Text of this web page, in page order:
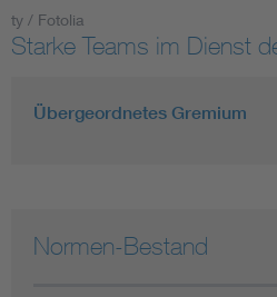
Smart Cities
Cybersecurity in der
ty / Fotolia
Starke Teams im Dienst
Übergeordnetes Gremium
Normen-Bestand